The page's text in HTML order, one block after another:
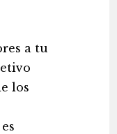
a tu
los
es